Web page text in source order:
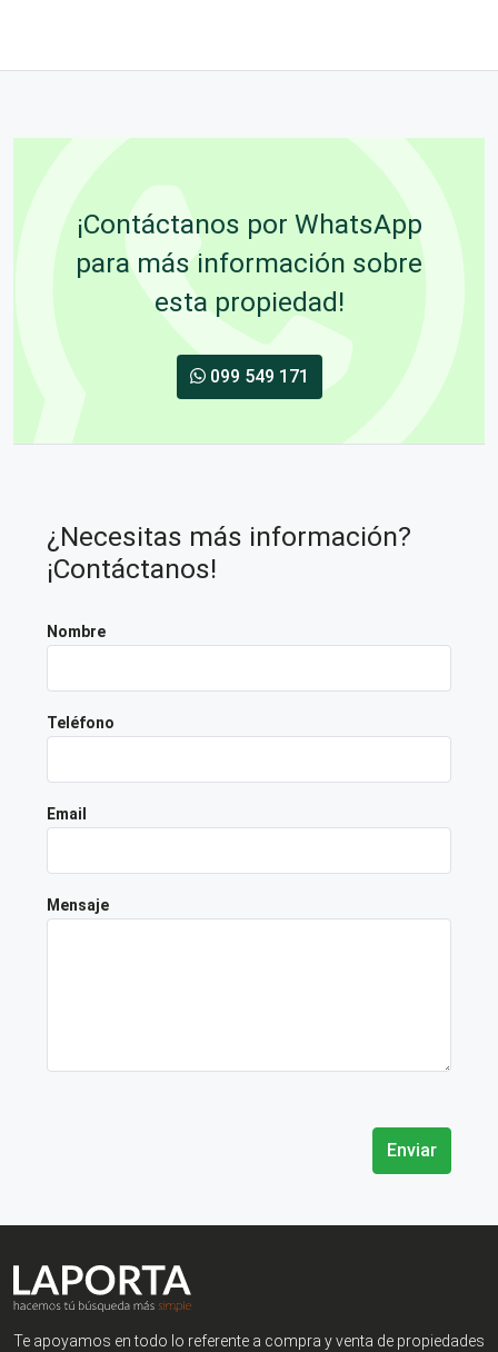
¡Contáctanos por WhatsApp
para más información sobre
esta propiedad!
099 549 171
¿Necesitas más información?
¡Contáctanos!
Nombre
Teléfono
Email
Mensaje
Enviar
Te apoyamos en todo lo referente a compra y venta de propiedades